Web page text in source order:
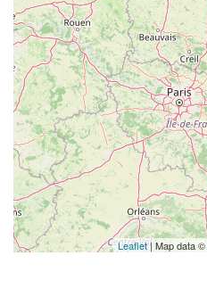
Leaflet| Map data ©